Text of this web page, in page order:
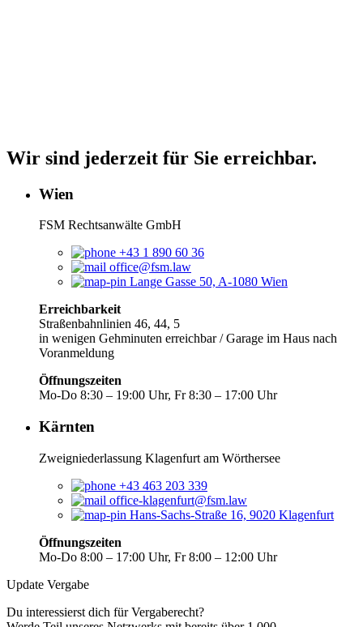
Wir sind jederzeit für Sie erreichbar.
Wien
FSM Rechtsanwälte GmbH
+43 1 890 60 36
office@fsm.law
Lange Gasse 50, A-1080 Wien
Erreichbarkeit
Straßenbahnlinien 46, 44, 5
in wenigen Gehminuten erreichbar / Garage im Haus nach
Voranmeldung
Öffnungszeiten
Mo-Do 8:30 – 19:00 Uhr, Fr 8:30 – 17:00 Uhr
Kärnten
Zweigniederlassung Klagenfurt am Wörthersee
+43 463 203 339
office-klagenfurt@fsm.law
Hans-Sachs-Straße 16, 9020 Klagenfurt
Öffnungszeiten
Mo-Do 8:00 – 17:00 Uhr, Fr 8:00 – 12:00 Uhr
Update Vergabe
Du interessierst dich für Vergaberecht?